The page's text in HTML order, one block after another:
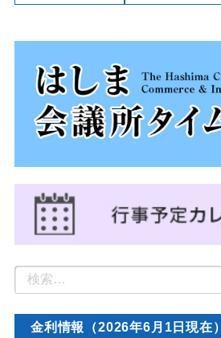
金利情報（2026年6月1日現在）